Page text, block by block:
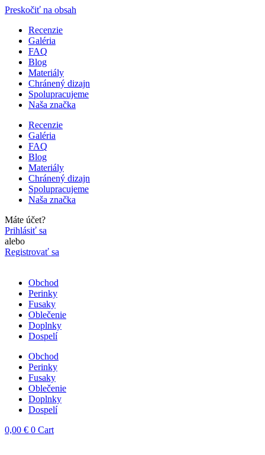
Preskočiť na obsah
Recenzie
Galéria
FAQ
Blog
Materiály
Chránený dizajn
Spolupracujeme
Naša značka
Recenzie
Galéria
FAQ
Blog
Materiály
Chránený dizajn
Spolupracujeme
Naša značka
Máte účet?
Prihlásiť sa
alebo
Registrovať sa
Obchod
Perinky
Fusaky
Oblečenie
Doplnky
Dospelí
Obchod
Perinky
Fusaky
Oblečenie
Doplnky
Dospelí
0,00 € 0 Cart